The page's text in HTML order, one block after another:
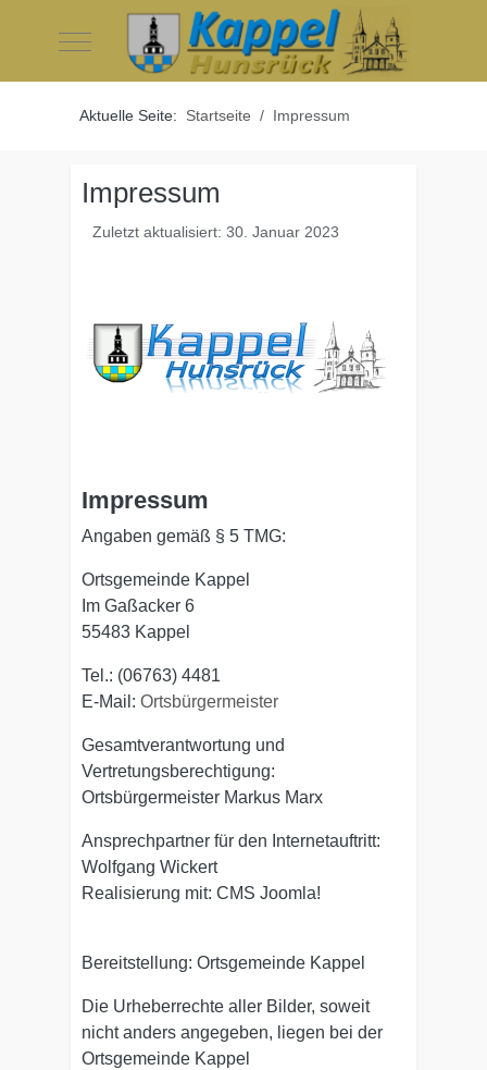
Mobile Menu Toggle
Aktuelle Seite: Startseite Impressum
Impressum
Zuletzt aktualisiert: 30. Januar 2023
Impressum
Angaben gemäß § 5 TMG:
Ortsgemeinde Kappel
Im Gaßacker 6
55483 Kappel
Tel.: (06763) 4481
E-Mail:Ortsbürgermeister
Gesamtverantwortung und
Vertretungsberechtigung:
Ortsbürgermeister Markus Marx
Ansprechpartner für den Internetauftritt:
Wolfgang Wickert
Realisierung mit: CMS Joomla!
Bereitstellung: Ortsgemeinde Kappel
Die Urheberrechte aller Bilder, soweit
nicht anders angegeben, liegen bei der
Ortsgemeinde Kappel